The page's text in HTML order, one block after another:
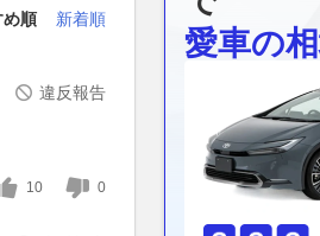
め順 新着順
違反報告
10 0
愛車の